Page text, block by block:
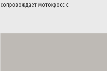
сопровождает мотокросс с